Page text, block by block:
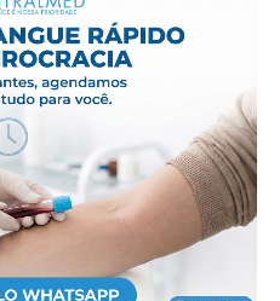
do Acre, o Projeto
2025. A edição em
com um casamento
Municipal Pedro
WhatsApp